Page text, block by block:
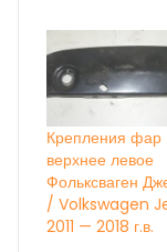
Крепления фар
верхнее левое
Фольксваген
/ Volkswagen
2011 — 2018 г.в.